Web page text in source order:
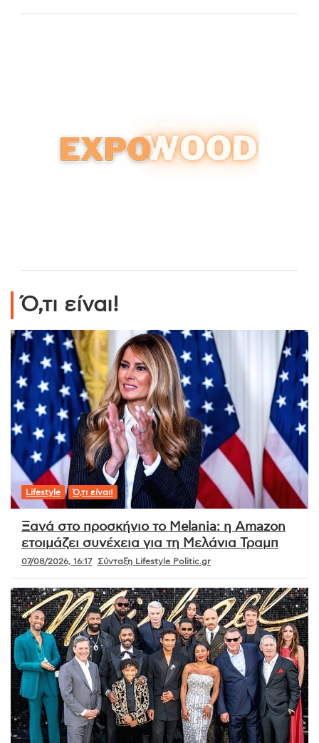
Ό,τι είναι!
Lifestyle Ό,τι είναι!
Ξανά στο προσκήνιο το Melania: η Amazon
ετοιμάζει συνέχεια για τη Μελάνια Τραμπ
07/08/2026, 16:17 Σύνταξη Lifestyle Politic.gr